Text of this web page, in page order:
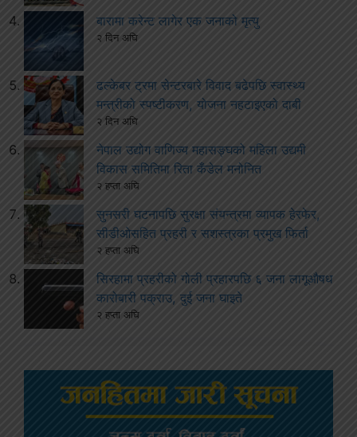
बारामा करेन्ट लागेर एक जनाको मृत्यु
२ दिन अघि
ढल्केबर ट्रमा सेन्टरबारे विवाद बढेपछि स्वास्थ्य
मन्त्रीको स्पष्टीकरण, योजना नहटाइएको दाबी
२ दिन अघि
नेपाल उद्योग वाणिज्य महासङ्घको महिला उद्यमी
विकास समितिमा रिता कँडेल मनोनित
२ हप्ता अघि
सुनसरी घटनापछि सुरक्षा संयन्त्रमा व्यापक हेरफेर,
सीडीओसहित प्रहरी र सशस्त्रका प्रमुख फिर्ता
२ हप्ता अघि
सिरहामा प्रहरीको गोली प्रहारपछि ६ जना लागूऔषध
कारोबारी पक्राउ, दुई जना घाइते
२ हप्ता अघि